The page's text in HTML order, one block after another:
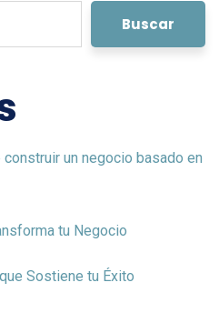
Buscar
un negocio basado en
tu Negocio
Sostiene tu Éxito